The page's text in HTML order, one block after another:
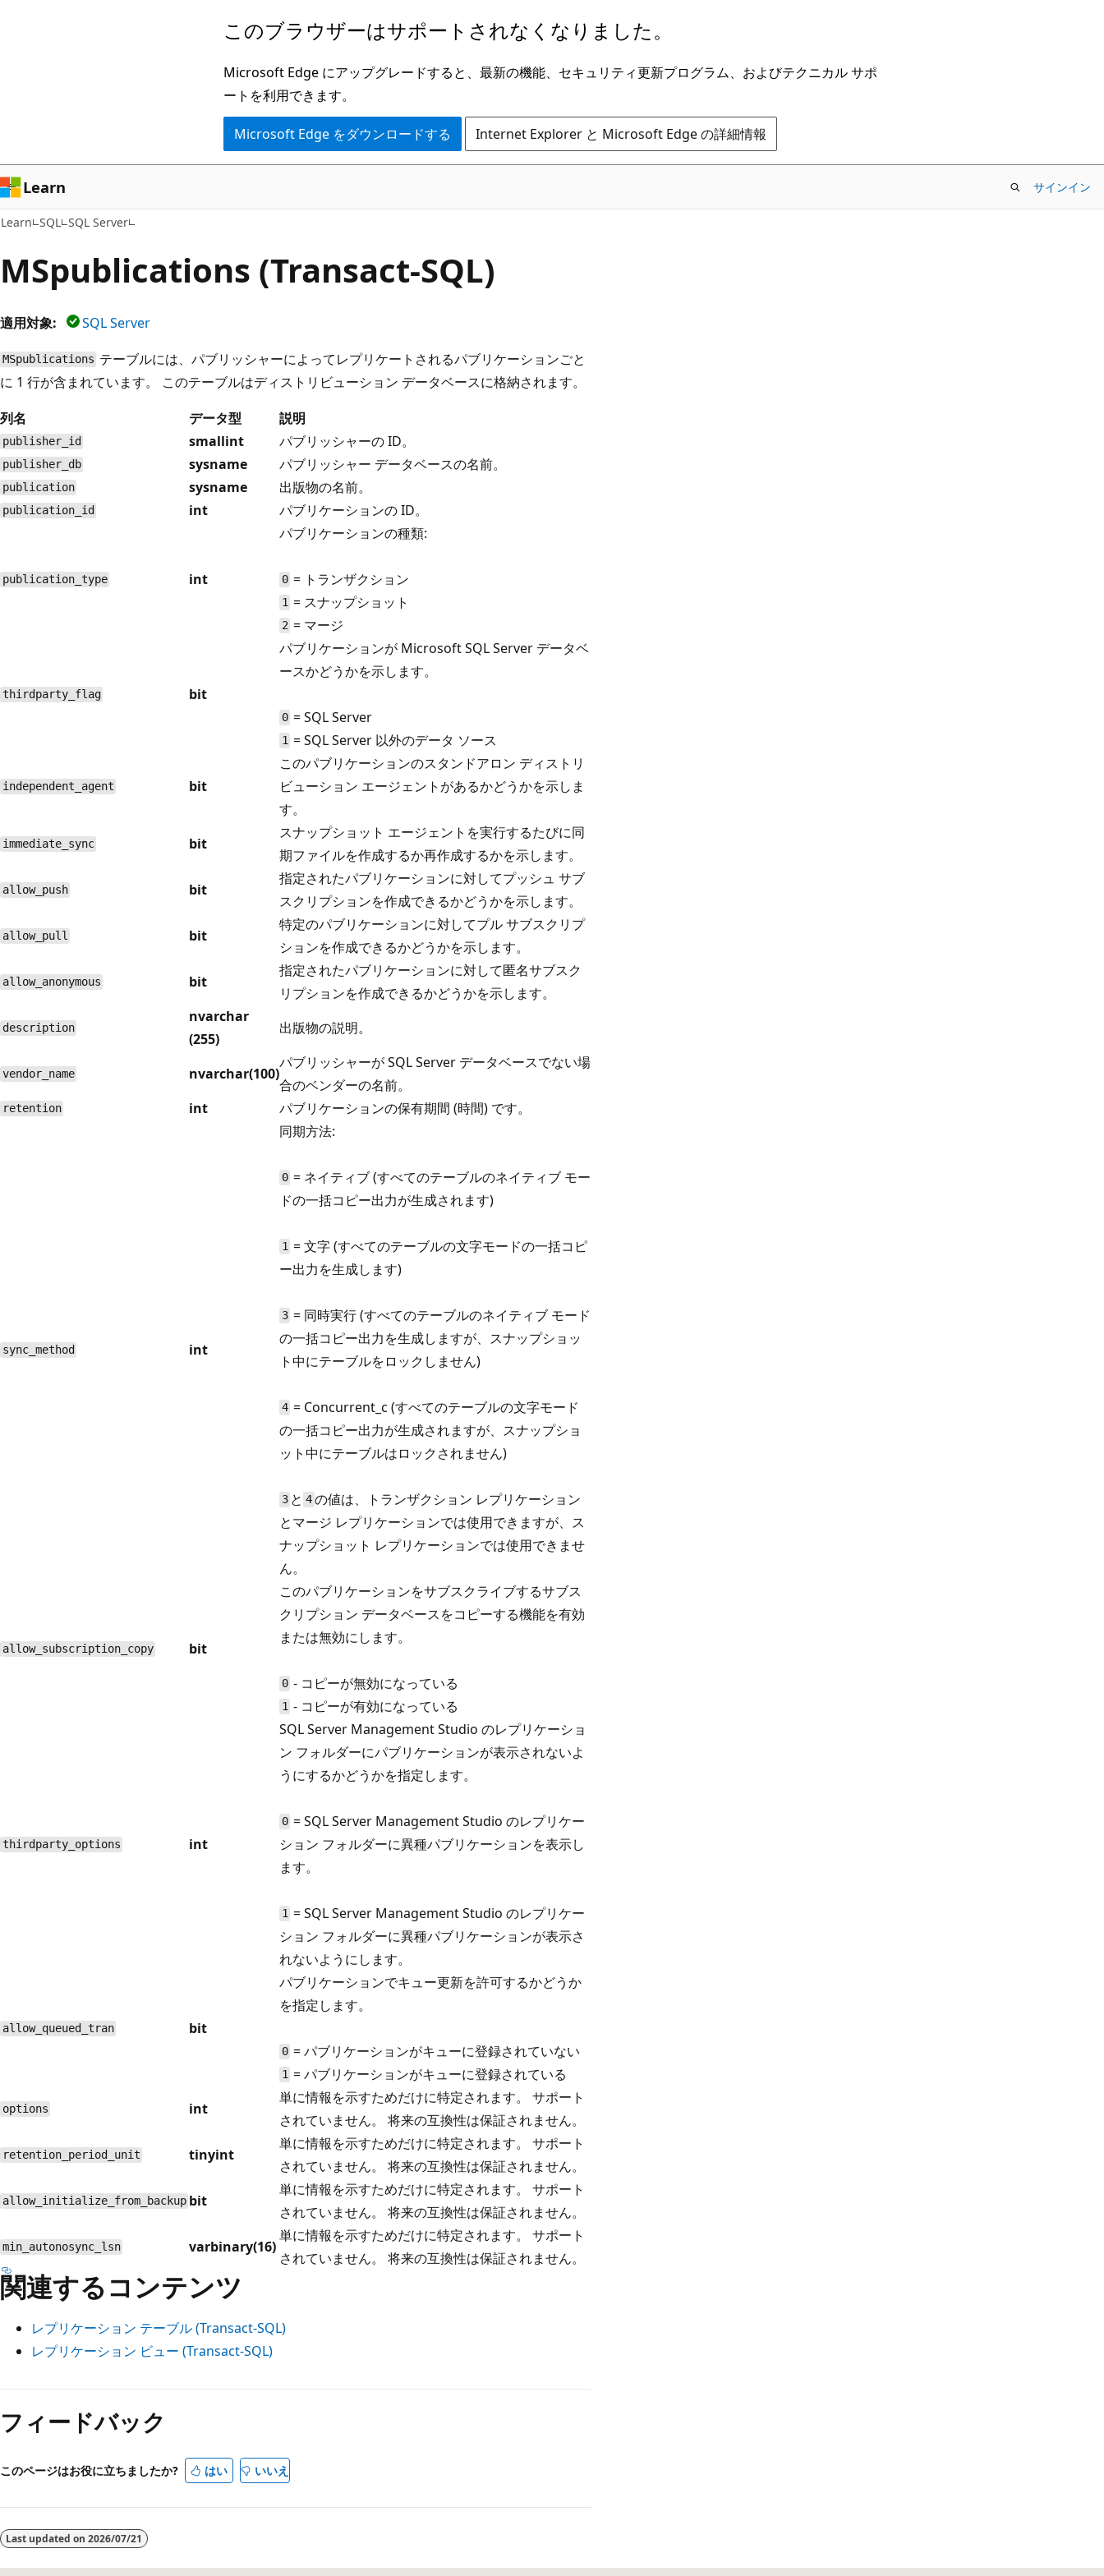
ン
ツ
に
ス
ッ
このブラウザーはサポートされなくなりました。
Microsoft Edge にアップグレードすると、最新の機能、セキュリティ更新プログラム、およびテクニカル サポ
ートを利用できます。
Microsoft Edge をダウンロードする Internet Explorer と Microsoft Edge の詳細情報
Learn サインイン
Learn SQL SQL Server
MSpublications (Transact-SQL)
適用対象: SQL Server
MSpublications テーブルには、パブリッシャーによってレプリケートされるパブリケーションごと
に 1 行が含まれています。 このテーブルはディストリビューション データベースに格納されます。
列名
データ型 説明
publisher_id smallint パブリッシャーの ID。
publisher_db sysname パブリッシャー データベースの名前。
publication sysname 出版物の名前。
publication_id int パブリケーションの ID。
publication_type int
パブリケーションの種類:
0 = トランザクション
1 = スナップショット
2 = マージ
thirdparty_flag bit
パブリケーションが Microsoft SQL Server データベ
ースかどうかを示します。
0 = SQL Server
1 = SQL Server 以外のデータ ソース
independent_agent bit
このパブリケーションのスタンドアロン ディストリ
ビューション エージェントがあるかどうかを示しま
す。
immediate_sync bit
スナップショット エージェントを実行するたびに同
期ファイルを作成するか再作成するかを示します。
allow_push bit
指定されたパブリケーションに対してプッシュ サブ
スクリプションを作成できるかどうかを示します。
allow_pull bit
特定のパブリケーションに対してプル サブスクリプ
ションを作成できるかどうかを示します。
allow_anonymous bit
指定されたパブリケーションに対して匿名サブスク
リプションを作成できるかどうかを示します。
description
nvarchar
(255)
出版物の説明。
vendor_name nvarchar(100)
パブリッシャーが SQL Server データベースでない場
合のベンダーの名前。
retention int パブリケーションの保有期間 (時間) です。
sync_method int
同期方法:
0 = ネイティブ (すべてのテーブルのネイティブ モー
ドの一括コピー出力が生成されます)
1 = 文字 (すべてのテーブルの文字モードの一括コピ
ー出力を生成します)
3 = 同時実行 (すべてのテーブルのネイティブ モード
の一括コピー出力を生成しますが、スナップショッ
ト中にテーブルをロックしません)
4 = Concurrent_c (すべてのテーブルの文字モード
の一括コピー出力が生成されますが、スナップショ
ット中にテーブルはロックされません)
3 と4の値は、トランザクション レプリケーション
とマージ レプリケーションでは使用できますが、ス
ナップショット レプリケーションでは使用できませ
ん。
allow_subscription_copy bit
このパブリケーションをサブスクライブするサブス
クリプション データベースをコピーする機能を有効
または無効にします。
0 - コピーが無効になっている
1 - コピーが有効になっている
thirdparty_options int
SQL Server Management Studio のレプリケーショ
ン フォルダーにパブリケーションが表示されないよ
うにするかどうかを指定します。
0 = SQL Server Management Studio のレプリケー
ション フォルダーに異種パブリケーションを表示し
ます。
1 = SQL Server Management Studio のレプリケー
ション フォルダーに異種パブリケーションが表示さ
れないようにします。
allow_queued_tran bit
パブリケーションでキュー更新を許可するかどうか
を指定します。
0 = パブリケーションがキューに登録されていない
1 = パブリケーションがキューに登録されている
options int
単に情報を示すためだけに特定されます。 サポート
されていません。 将来の互換性は保証されません。
retention_period_unit tinyint
単に情報を示すためだけに特定されます。 サポート
されていません。 将来の互換性は保証されません。
allow_initialize_from_backup bit
単に情報を示すためだけに特定されます。 サポート
されていません。 将来の互換性は保証されません。
min_autonosync_lsn varbinary(16)
単に情報を示すためだけに特定されます。 サポート
されていません。 将来の互換性は保証されません。
関連するコンテンツ
レプリケーション テーブル (Transact-SQL)
レプリケーション ビュー (Transact-SQL)
フィードバック
このページはお役に立ちましたか? はい いいえ
Last updated on 2026/07/21